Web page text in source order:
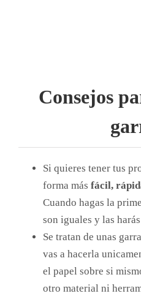
Consejos
Si quieres tener tus
forma más fácil,
Cuando hagas la
son iguales y las
Se tratan de unas
vas a hacerla
el papel sobre si
otro material ni